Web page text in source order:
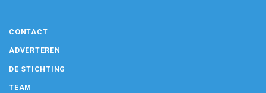
CONTACT
ADVERTEREN
DE STICHTING
TEAM